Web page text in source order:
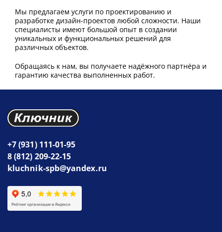
Мы предлагаем услуги по проектированию и
разработке дизайн-проектов любой сложности. Наши
специалисты имеют большой опыт в создании
уникальных и функциональных решений для
различных объектов.
Обращаясь к нам, вы получаете надёжного партнёра и
гарантию качества выполненных работ.
+7 (931) 111-01-95
8 (812) 209-22-15
kluchnik-spb@yandex.ru